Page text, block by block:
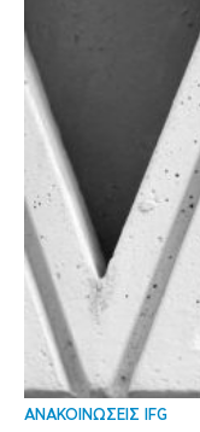
ΑΝΑΚΟΙΝΩΣΕΙΣ IFG